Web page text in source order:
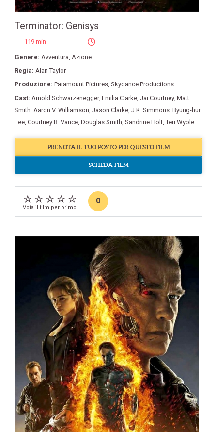
Terminator: Genisys
119 min
Genere: Avventura, Azione
Regia: Alan Taylor
Produzione: Paramount Pictures, Skydance Productions
Cast: Arnold Schwarzenegger, Emilia Clarke, Jai Courtney, Matt
Smith, Aaron V. Williamson, Jason Clarke, J.K. Simmons, Byung-hun
Lee, Courtney B. Vance, Douglas Smith, Sandrine Holt,Teri Wyble
PRENOTA IL TUO POSTO PER QUESTO FILM
SCHEDA FILM
Vota il film per primo
0